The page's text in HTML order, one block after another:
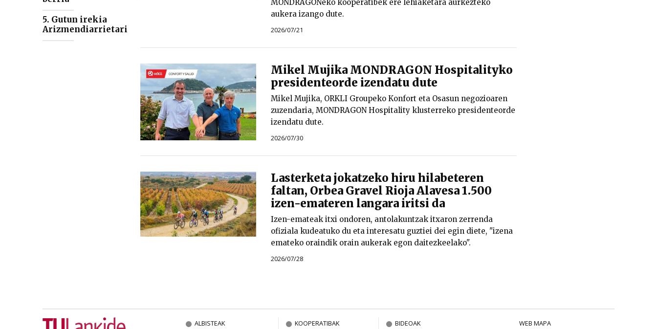
5. Gutun irekia
Arizmendiarrietari
MONDRAGONeko kooperatibek ere lehiaketara aurkezteko
aukera izango dute.
2026/07/21
Mikel Mujika MONDRAGON Hospitalityko
presidenteorde izendatu dute
Mikel Mujika, ORKLI Groupeko Konfort eta Osasun negozioaren
zuzendaria, MONDRAGON Hospitality klusterreko presidenteorde
izendatu dute.
2026/07/30
Lasterketa jokatzeko hiru hilabeteren
faltan, Orbea Gravel Rioja Alavesa 1.500
izen-emateren langara iritsi da
Izen-emateak itxi ondoren, antolakuntzak itxaron zerrenda
ofiziala kudeatuko du eta interesatu guztiei dei egin diete, "izena
emateko oraindik orain aukerak egon daitezkeelako".
2026/07/28
ALBISTEAK KOOPERATIBAK BIDEOAK WEB MAPA